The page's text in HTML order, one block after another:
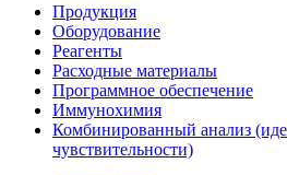
Продукция
Оборудование
Реагенты
Расходные материалы
Программное обеспечение
Иммунохимия
Комбинированный анализ
чувствительности)